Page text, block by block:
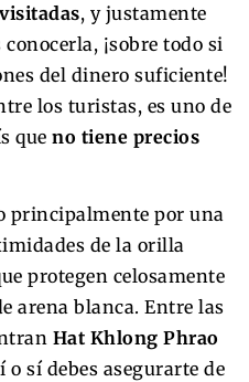
, y justamente
¡sobre todo si
del dinero suficiente!
los turistas, es uno de
que no tiene precios
principalmente por una
de la orilla
protegen celosamente
arena blanca. Entre las
Hat Khlong Phrao
o sí debes asegurarte de